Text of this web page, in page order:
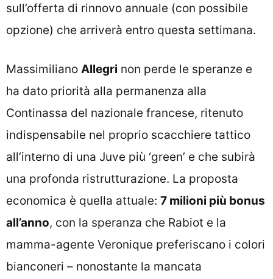
sull’offerta di rinnovo annuale (con possibile
opzione) che arriverà entro questa settimana.
Massimiliano Allegri non perde le speranze e
ha dato priorità alla permanenza alla
Continassa del nazionale francese, ritenuto
indispensabile nel proprio scacchiere tattico
all’interno di una Juve più ‘green’ e che subirà
una profonda ristrutturazione. La proposta
economica è quella attuale: 7 milioni più bonus
all’anno, con la speranza che Rabiot e la
mamma-agente Veronique preferiscano i colori
bianconeri – nonostante la mancata